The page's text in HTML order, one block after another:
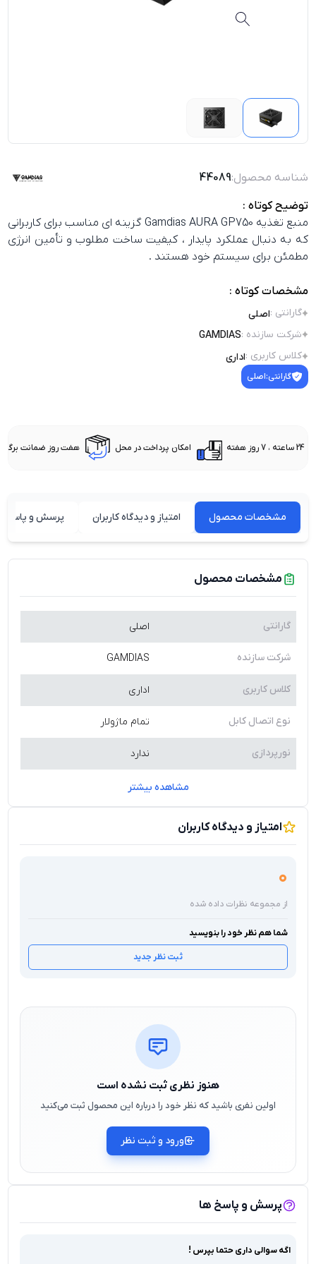
شناسه محصول:44089
توضیح کوتاه :
منبع تغذیه Gamdias AURA GP750 گزینه‌ ای مناسب برای کاربرانی
که به دنبال عملکرد پایدار ، کیفیت ساخت مطلوب و تأمین انرژی
مطمئن برای سیستم خود هستند .
مشخصات کوتاه :
گارانتی :اصلی
شرکت سازنده :
GAMDIAS
کلاس کاربری :اداری
گارانتی:اصلی
24 ساعته ، 7 روز هفته امکان پرداخت در محل هفت روز ضمانت
مشخصات محصول امتیاز و دیدگاه کاربران پرسش و پاسخ
مشخصات محصول
گارانتی اصلی
شرکت سازنده GAMDIAS
کلاس کاربری اداری
نوع اتصال کابل تمام ماژولار
نورپردازی ندارد
مشاهده بیشتر
امتیاز و دیدگاه کاربران
0
از مجموعه نظرات داده شده
شما هم نظر خود را بنویسید
ثبت نظر جدید
هنوز نظری ثبت نشده است
اولین نفری باشید که نظر خود را درباره این محصول ثبت می‌کنید
ورود و ثبت نظر
پرسش و پاسخ ها
اگه سوالی داری حتما بپرس !